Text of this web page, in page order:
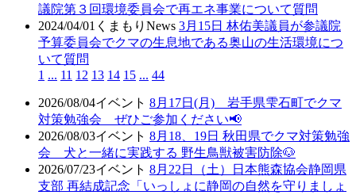
議院第３回環境委員会で再エネ事業について質問
2024/04/01 くまもりNews 3月15日 林佑美議員が参議院
予算委員会でクマの生息地である奥山の生活環境につ
いて質問
1 ... 11 12 13 14 15 ... 44
2026/08/04イベント 8月17日(月) 岩手県雫石町でクマ
対策勉強会 ぜひご参加ください📢
2026/08/03イベント 8月18、19日 秋田県でクマ対策勉強
会 犬と一緒に実践する 野生鳥獣被害防除🐶
2026/07/23イベント 8月22日（土）日本熊森協会静岡県
支部 再結成記念「いっしょに静岡の自然を守りましょ